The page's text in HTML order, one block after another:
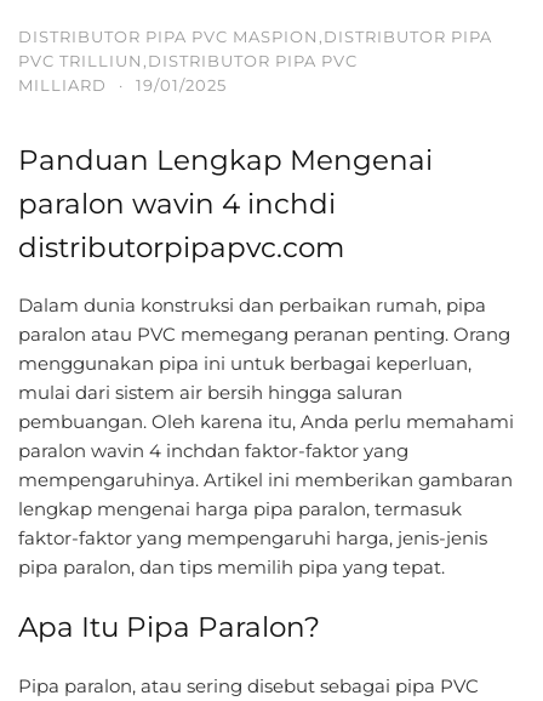
DISTRIBUTOR PIPA PVC MASPION,DISTRIBUTOR PIPA
PVC TRILLIUN,DISTRIBUTOR PIPA PVC
MILLIARD
· 19/01/2025
Panduan Lengkap Mengenai
paralon wavin 4 inchdi
distributorpipapvc.com
Dalam dunia konstruksi dan perbaikan rumah, pipa
paralon atau PVC memegang peranan penting. Orang
menggunakan pipa ini untuk berbagai keperluan,
mulai dari sistem air bersih hingga saluran
pembuangan. Oleh karena itu, Anda perlu memahami
paralon wavin 4 inchdan faktor-faktor yang
mempengaruhinya. Artikel ini memberikan gambaran
lengkap mengenai harga pipa paralon, termasuk
faktor-faktor yang mempengaruhi harga, jenis-jenis
pipa paralon, dan tips memilih pipa yang tepat.
Apa Itu Pipa Paralon?
Pipa paralon, atau sering disebut sebagai pipa PVC